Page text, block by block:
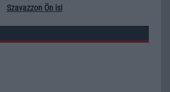
Szavazzon Ön is!